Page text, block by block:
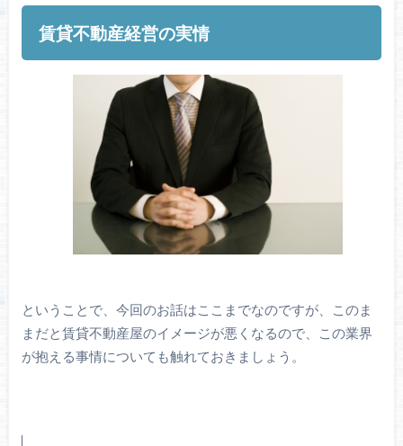
賃貸不動産経営の実情
ということで、今回のお話はここまでなのですが、このま
まだと賃貸不動産屋のイメージが悪くなるので、この業界
が抱える事情についても触れておきましょう。